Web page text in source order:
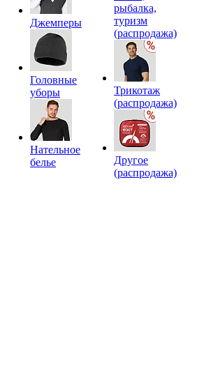
Джемперы
Головные
уборы
Нательное
белье
рыбалка,
туризм
(распродажа)
Трикотаж
(распродажа)
Другое
(распродажа)